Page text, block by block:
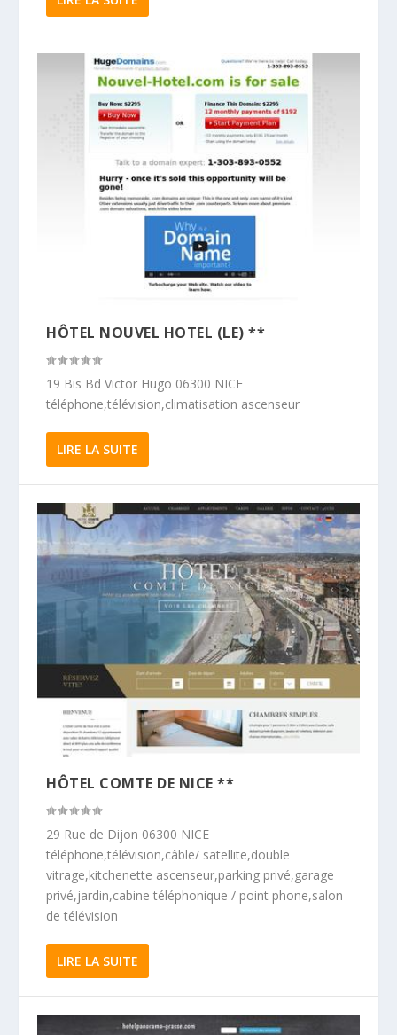
HÔTEL NOUVEL HOTEL (LE) **
19 Bis Bd Victor Hugo 06300 NICE
téléphone,télévision,climatisation ascenseur
LIRE LA SUITE
HÔTEL COMTE DE NICE **
29 Rue de Dijon 06300 NICE
téléphone,télévision,câble/ satellite,double
vitrage,kitchenette ascenseur,parking privé,garage
privé,jardin,cabine téléphonique / point phone,salon
de télévision
LIRE LA SUITE